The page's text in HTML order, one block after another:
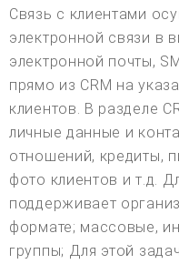
Связь с клиентами
электронной связи в
электронной почты,
прямо из CRM на
клиентов. В разделе
личные данные и
отношений, кредиты,
фото клиентов и т.д.
поддерживает
формате; массовые,
группы; Для этой